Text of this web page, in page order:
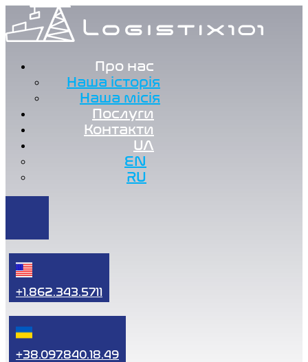
Про нас
Наша історія
Наша місія
Послуги
Контакти
UA
EN
RU
+1.862.343.5711
+38.097.840.18.49